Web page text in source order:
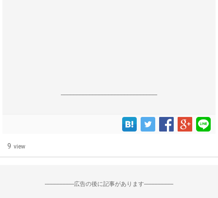
------------------------------------------------------------------
9 view
--------------------広告の後に記事があります--------------------